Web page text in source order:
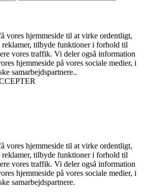
vores hjemmeside til at virke ordentligt,
reklamer, tilbyde funktioner i forhold til
vores traffik. Vi deler også information
hjemmeside på vores sociale medier, i
samarbejdspartnere..
vores hjemmeside til at virke ordentligt,
reklamer, tilbyde funktioner i forhold til
vores traffik. Vi deler også information
hjemmeside på vores sociale medier, i
samarbejdspartnere.